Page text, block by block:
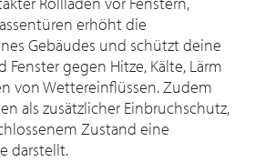
erhöht die
Gebäudes und schützt deine
gegen Hitze, Kälte, Lärm
von Wettereinflüssen. Zudem
als zusätzlicher Einbruchschutz,
Zustand eine
darstellt.